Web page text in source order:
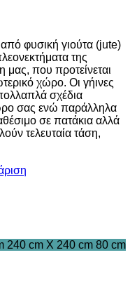
φυσική γιούτα (jute)
της
που προτείνεται
χώρο. Οι γήινες
σχέδια
σας ενώ παράλληλα
σε πατάκια αλλά
τελευταία τάση,
240 cm X 240 cm 80 cm